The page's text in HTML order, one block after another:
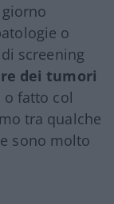
o
screening
dei tumori
o fatto col
tra qualche
sono molto